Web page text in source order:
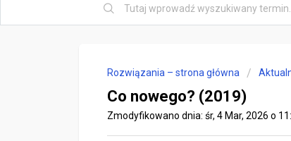
Rozwiązania – strona główna
Co nowego? (2019)
Zmodyfikowano dnia: śr, 4 Mar, 2026 o